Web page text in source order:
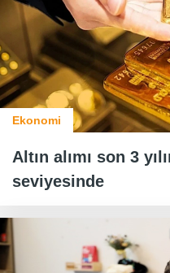
Ekonomi
Altın alımı son 3
seviyesinde